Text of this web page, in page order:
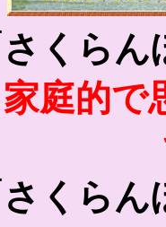
さくら
庭的で
さくら